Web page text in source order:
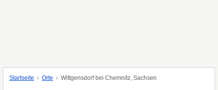
Startseite Orte Wittgensdorf bei Chemnitz, Sachsen